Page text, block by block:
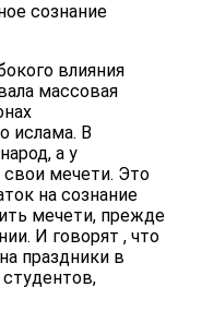
сознание
влияния
массовая
ислама. В
а у
мечети. Это
на сознание
мечети, прежде
И говорят , что
праздники в